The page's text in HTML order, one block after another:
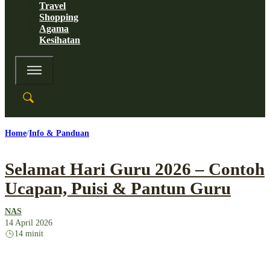
Travel
Shopping
Agama
Kesihatan
Home Info & Panduan
Selamat Hari Guru 2026 – Contoh
Ucapan, Puisi & Pantun Guru
NAS
14 April 2026
14 minit